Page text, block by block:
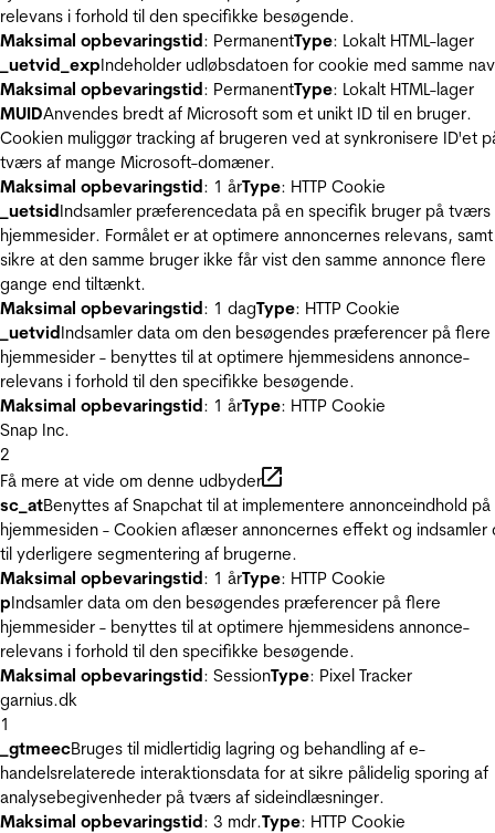
relevans i forhold til den specifikke besøgende.
Maksimal opbevaringstid: PermanentType: Lokalt HTML-lager
_uetvid_expIndeholder udløbsdatoen for cookie med samme
Maksimal opbevaringstid: PermanentType: Lokalt HTML-lager
MUIDAnvendes bredt af Microsoft som et unikt ID til en bruger.
Cookien muliggør tracking af brugeren ved at synkronisere ID'et
tværs af mange Microsoft-domæner.
Maksimal opbevaringstid: 1 årType: HTTP Cookie
_uetsidIndsamler præferencedata på en specifik bruger på tværs
hjemmesider. Formålet er at optimere annoncernes relevans, samt
sikre at den samme bruger ikke får vist den samme annonce flere
gange end tiltænkt.
Maksimal opbevaringstid: 1 dagType: HTTP Cookie
_uetvidIndsamler data om den besøgendes præferencer på flere
hjemmesider - benyttes til at optimere hjemmesidens annonce-
relevans i forhold til den specifikke besøgende.
Maksimal opbevaringstid: 1 årType: HTTP Cookie
Snap Inc.
2
Få mere at vide om denne udbyder
sc_atBenyttes af Snapchat til at implementere annonceindhold på
hjemmesiden - Cookien aflæser annoncernes effekt og indsamler
til yderligere segmentering af brugerne.
Maksimal opbevaringstid: 1 årType: HTTP Cookie
pIndsamler data om den besøgendes præferencer på flere
hjemmesider - benyttes til at optimere hjemmesidens annonce-
relevans i forhold til den specifikke besøgende.
Maksimal opbevaringstid: SessionType: Pixel Tracker
garnius.dk
1
_gtmeecBruges til midlertidig lagring og behandling af e-
handelsrelaterede interaktionsdata for at sikre pålidelig sporing af
analysebegivenheder på tværs af sideindlæsninger.
Maksimal opbevaringstid: 3 mdr.Type: HTTP Cookie